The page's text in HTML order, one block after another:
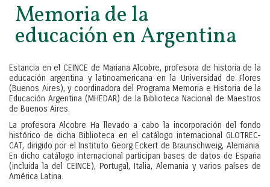
Memoria de la
educación en Argentina
Estancia en el CEINCE de Mariana Alcobre, profesora de historia de la
educación argentina y latinoamericana en la Universidad de Flores
(Buenos Aires), y coordinadora del Programa Memoria e Historia de la
Educación Argentina (MHEDAR) de la Biblioteca Nacional de Maestros
de Buenos Aires.
La profesora Alcobre Ha llevado a cabo la incorporación del fondo
histórico de dicha Biblioteca en el catálogo internacional GLOTREC-
CAT, dirigido por el Instituto Georg Eckert de Braunschweig, Alemania.
En dicho catálogo internacional participan bases de datos de España
(incluida la del CEINCE), Portugal, Italia, Alemania y varios países de
América Latina.